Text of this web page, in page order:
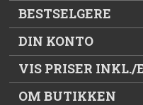
BESTSELGERE
DIN KONTO
VIS PRISER INKL./
OM BUTIKKEN